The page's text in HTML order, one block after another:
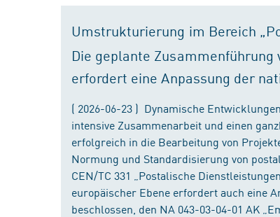
Umstrukturierung im Bereich
Die geplante Zusammenführung
erfordert eine Anpassung der
( 2026-06-23 ) Dynamische
intensive Zusammenarbeit und einen
erfolgreich in die Bearbeitung von
Normung und Standardisierung von
CEN/TC 331 „Postalische
europäischer Ebene erfordert auch eine
beschlossen, den NA 043-03-04-01 AK